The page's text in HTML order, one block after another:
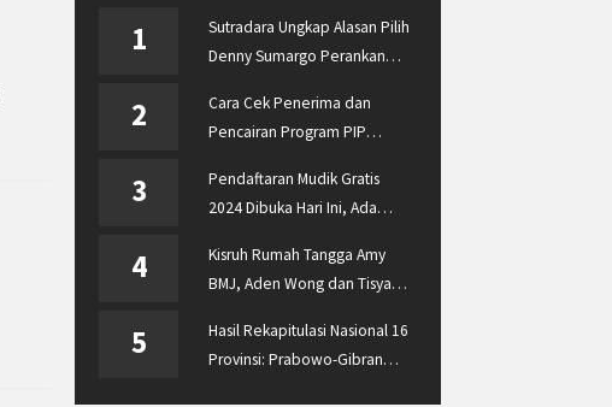
1
Sutradara Ungkap Alasan Pilih
Denny Sumargo Perankan
2
Cara Cek Penerima dan
Pencairan Program PIP
pip.kemdikbud.go.id
3
Pendaftaran Mudik Gratis
2024 Dibuka Hari Ini, Ada
Jateng dan Dishub Jatim
4
Kisruh Rumah Tangga Amy
BMJ, Aden Wong dan Tisya
Malaysia dan Singapura
5
Hasil Rekapitulasi Nasional 16
Provinsi: Prabowo-Gibran